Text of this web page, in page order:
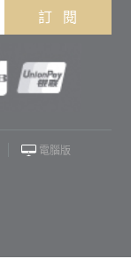
訂 閱
電腦版